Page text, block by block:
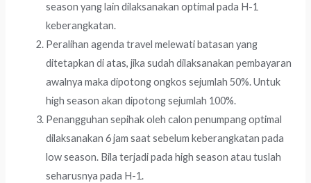
season yang lain dilaksanakan optimal pada H-1
keberangkatan.
Peralihan agenda travel melewati batasan yang
ditetapkan di atas, jika sudah dilaksanakan pembayaran
awalnya maka dipotong ongkos sejumlah 50%. Untuk
high season akan dipotong sejumlah 100%.
Penangguhan sepihak oleh calon penumpang optimal
dilaksanakan 6 jam saat sebelum keberangkatan pada
low season. Bila terjadi pada high season atau tuslah
seharusnya pada H-1.